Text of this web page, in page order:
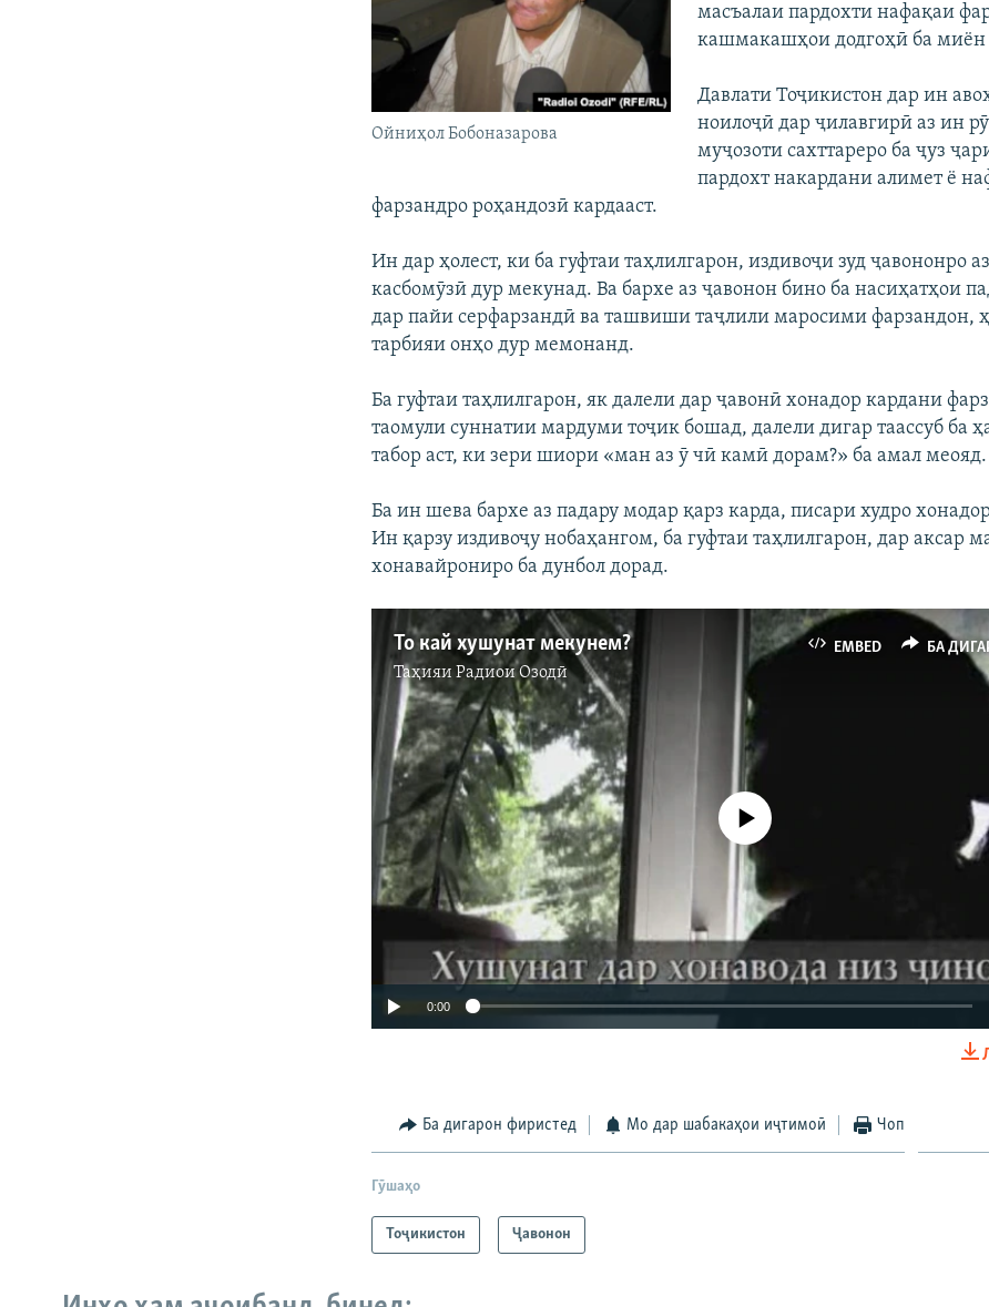
Ойниҳол Бобоназарова
масъалаи пардохти нафақаи
кашмакашҳои додгоҳӣ ба миён
Давлати Тоҷикистон дар ин
ноилоҷӣ дар ҷилавгирӣ аз ин
муҷозоти сахттареро ба ҷуз
пардохт накардани алимет ё
фарзандро роҳандозӣ кардааст.
Ин дар ҳолест, ки ба гуфтаи таҳлилгарон, издивоҷи зуд ҷавононро
касбомӯзӣ дур мекунад. Ва бархе аз ҷавонон бино ба насиҳатҳои
дар пайи серфарзандӣ ва ташвиши таҷлили маросими фарзандон,
тарбияи онҳо дур мемонанд.
Ба гуфтаи таҳлилгарон, як далели дар ҷавонӣ хонадор кардани
таомули суннатии мардуми тоҷик бошад, далели дигар таассуб ба
табор аст, ки зери шиори «ман аз ӯ чӣ камӣ дорам?» ба амал меояд.
Ба ин шева бархе аз падару модар қарз карда, писари худро
Ин қарзу издивоҷу нобаҳангом, ба гуфтаи таҳлилгарон, дар аксар
хонавайрониро ба дунбол дорад.
EMBED БА
То кай хушунат мекунем?
ТаҳияиРадиои Озодӣ
БА ДИГАРОН
Феълан кор намекунад
0:00
Ба дигарон фиристед Мо дар шабакаҳои иҷтимоӣ Чоп
Гӯшаҳо
Тоҷикистон Ҷавонон